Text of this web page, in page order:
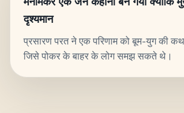
दृश्यमान
प्रसारण परत ने एक परिणाम को बूम-युग की
जिसे पोकर के बाहर के लोग समझ सकते थे।